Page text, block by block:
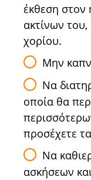
έκθεση στον
ακτίνων του,
χορίου.
Μην
Να
οποία θα
προσέχετε
Να
ασκήσεων